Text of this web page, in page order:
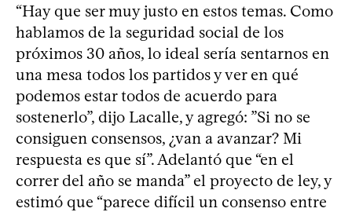
“Hay que ser muy justo en estos temas. Como
hablamos de la seguridad social de los
próximos 30 años, lo ideal sería sentarnos en
una mesa todos los partidos y ver en qué
podemos estar todos de acuerdo para
sostenerlo”, dijo Lacalle, y agregó: ”Si no se
consiguen consensos, ¿van a avanzar? Mi
respuesta es que sí”. Adelantó que “en el
correr del año se manda” el proyecto de ley, y
estimó que “parece difícil un consenso entre